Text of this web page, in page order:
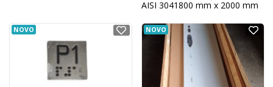
AISI 3041800 mm x 2000 mm
NOVO NOVO